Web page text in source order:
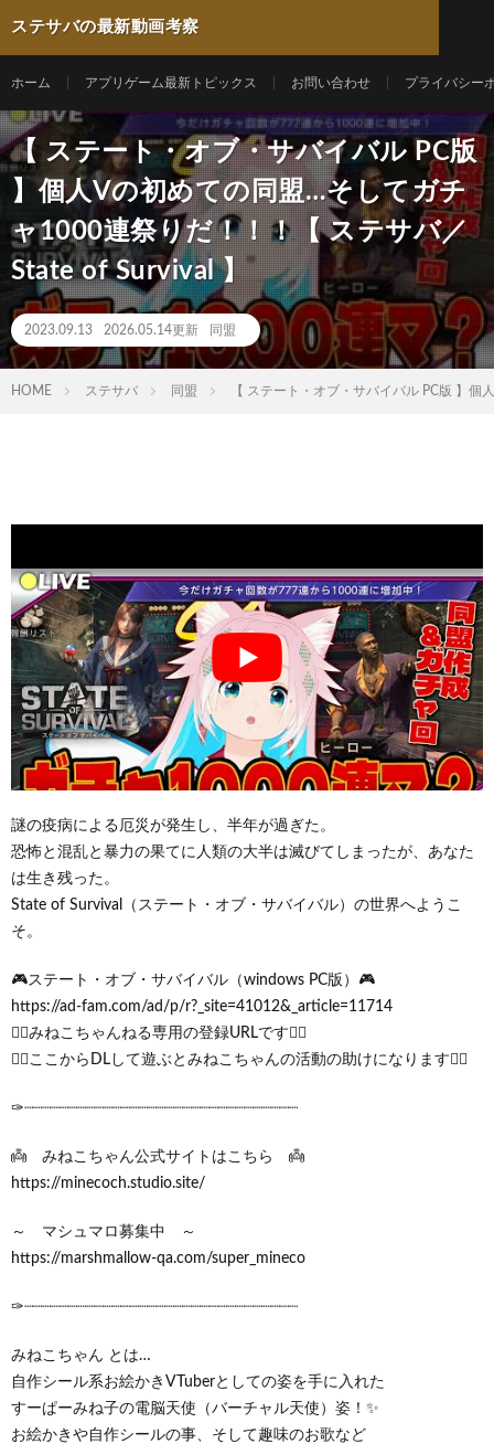
ステサバの最新動画考察
ホーム アプリゲーム最新トピックス お問い合わせ プライバシー
【 ステート・オブ・サバイバル PC版
】個人Vの初めての同盟…そしてガチ
ャ1000連祭りだ！！！【 ステサバ／
State of Survival 】
2023.09.13 2026.05.14更新 同盟
HOME ステサバ 同盟 【 ステート・オブ・サバイバル PC版 】
謎の疫病による厄災が発生し、半年が過ぎた。
恐怖と混乱と暴力の果てに人類の大半は滅びてしまったが、あなた
は生き残った。
State of Survival（ステート・オブ・サバイバル）の世界へようこ
そ。
🎮ステート・オブ・サバイバル（windows PC版）🎮
https://ad-fam.com/ad/p/r?_site=41012&_article=11714
🧟‍♀みねこちゃんねる専用の登録URLです🧟‍♀
🧟‍♀ここからDLして遊ぶとみねこちゃんの活動の助けになります🧟‍♀
✑┈┈┈┈┈┈┈┈┈┈┈┈┈┈┈┈┈┈┈┈┈┈┈┈┈┈┈┈┈┈┈
👼 みねこちゃん公式サイトはこちら 👼
https://minecoch.studio.site/
～ マシュマロ募集中 ～
https://marshmallow-qa.com/super_mineco
✑┈┈┈┈┈┈┈┈┈┈┈┈┈┈┈┈┈┈┈┈┈┈┈┈┈┈┈┈┈┈┈
みねこちゃん とは…
自作シール系お絵かきVTuberとしての姿を手に入れた
すーぱーみね子の電脳天使（バーチャル天使）姿！✨
お絵かきや自作シールの事、そして趣味のお歌など